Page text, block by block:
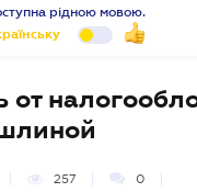
рідною мовою.
от
257 0